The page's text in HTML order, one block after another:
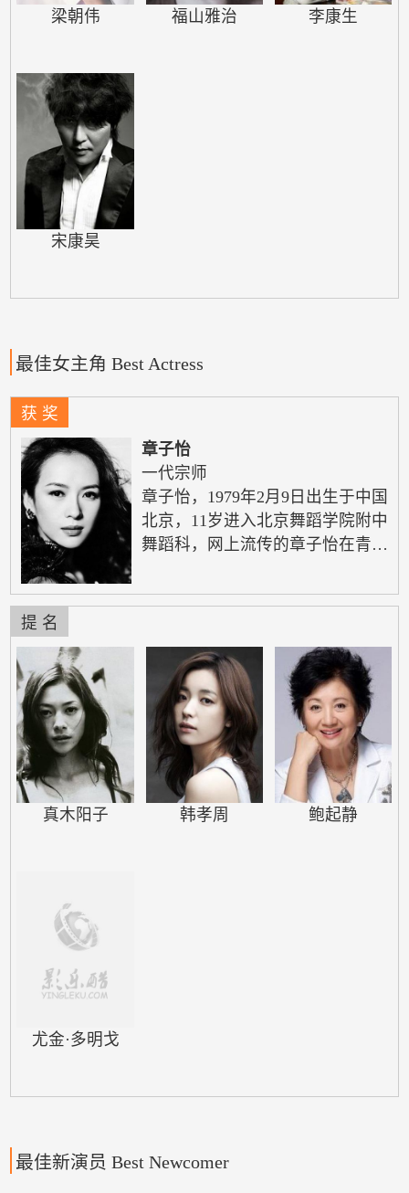
梁朝伟 福山雅治 李康生
宋康昊
最佳女主角 Best Actress
获 奖
章子怡
一代宗师
章子怡，1979年2月9日出生于中国
北京，11岁进入北京舞蹈学院附中
舞蹈科，网上流传的章子怡在青少
了她少年时代的舞蹈才华。后来进
亲母亲》的女主角（招娣），此片
获得2000年柏林电影节银熊奖。19
99年，她又演出台湾导演李安执导
的电影《卧虎藏龙》，担任女主角
（玉娇龙）与周润发、杨紫琼、郎
雄等港台资深影人共同演出，《卧
虎藏龙》获…
提 名
真木阳子 韩孝周 鲍起静
尤金·多明戈
最佳新演员 Best Newcomer